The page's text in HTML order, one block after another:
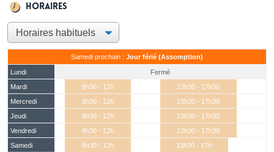
Horaires
Samedi prochain : Jour férié (Assomption)
Lundi
Fermé
Mardi
8h30 - 12h
13h30 - 17h30
Mercredi
8h30 - 12h
13h30 - 17h30
Jeudi
8h30 - 12h
13h30 - 17h30
Vendredi
8h30 - 12h
13h30 - 17h30
Samedi
8h30 - 12h
13h30 - 17h